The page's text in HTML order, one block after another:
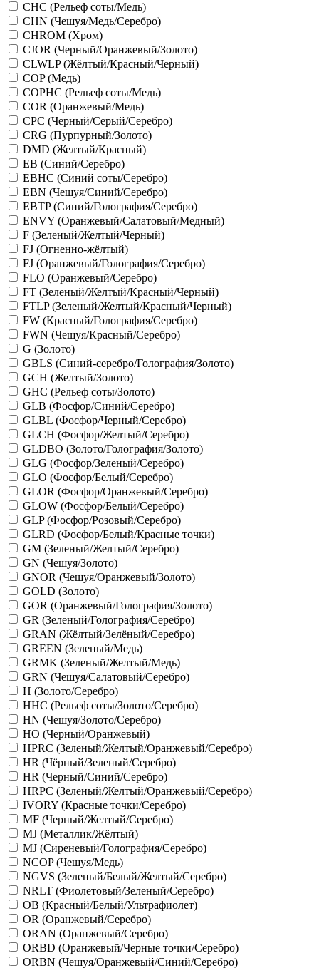
CHC (Рельеф соты/Медь)
CHN (Чешуя/Медь/Серебро)
CHROM (Хром)
CJOR (Черный/Оранжевый/Золото)
CLWLP (Жёлтый/Красный/Черный)
COP (Медь)
COPHC (Рельеф соты/Медь)
COR (Оранжевый/Медь)
CPC (Черный/Серый/Серебро)
CRG (Пурпурный/Золото)
DMD (Желтый/Красный)
EB (Синий/Серебро)
EBHC (Синий соты/Серебро)
EBN (Чешуя/Синий/Серебро)
EBTP (Синий/Голография/Серебро)
ENVY (Оранжевый/Салатовый/Медный)
F (Зеленый/Желтый/Черный)
FJ (Огненно-жёлтый)
FJ (Оранжевый/Голография/Серебро)
FLO (Оранжевый/Серебро)
FT (Зеленый/Желтый/Красный/Черный)
FTLP (Зеленый/Желтый/Красный/Черный)
FW (Красный/Голография/Серебро)
FWN (Чешуя/Красный/Серебро)
G (Золото)
GBLS (Синий-серебро/Голография/Золото)
GCH (Желтый/Золото)
GHC (Рельеф соты/Золото)
GLB (Фосфор/Синий/Серебро)
GLBL (Фосфор/Черный/Серебро)
GLCH (Фосфор/Желтый/Серебро)
GLDBO (Золото/Голография/Золото)
GLG (Фосфор/Зеленый/Серебро)
GLO (Фосфор/Белый/Серебро)
GLOR (Фосфор/Оранжевый/Серебро)
GLOW (Фосфор/Белый/Серебро)
GLP (Фосфор/Розовый/Серебро)
GLRD (Фосфор/Белый/Красные точки)
GM (Зеленый/Желтый/Серебро)
GN (Чешуя/Золото)
GNOR (Чешуя/Оранжевый/Золото)
GOLD (Золото)
GOR (Оранжевый/Голография/Золото)
GR (Зеленый/Голография/Серебро)
GRAN (Жёлтый/Зелёный/Серебро)
GREEN (Зеленый/Медь)
GRMK (Зеленый/Желтый/Медь)
GRN (Чешуя/Салатовый/Серебро)
H (Золото/Серебро)
HHC (Рельеф соты/Золото/Серебро)
HN (Чешуя/Золото/Серебро)
HO (Черный/Оранжевый)
HPRC (Зеленый/Желтый/Оранжевый/Серебро)
HR (Чёрный/Зеленый/Серебро)
HR (Черный/Синий/Серебро)
HRPC (Зеленый/Желтый/Оранжевый/Серебро)
IVORY (Красные точки/Серебро)
MF (Черный/Желтый/Серебро)
MJ (Металлик/Жёлтый)
MJ (Сиреневый/Голография/Серебро)
NCOP (Чешуя/Медь)
NGVS (Зеленый/Белый/Желтый/Серебро)
NRLT (Фиолетовый/Зеленый/Серебро)
OB (Красный/Белый/Ультрафиолет)
OR (Оранжевый/Серебро)
ORAN (Оранжевый/Серебро)
ORBD (Оранжевый/Черные точки/Серебро)
ORBN (Чешуя/Оранжевый/Синий/Серебро)